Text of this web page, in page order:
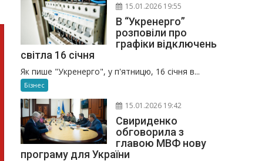
15.01.2026 19:55
В “Укренерго”
розповіли про
графіки відключень
світла 16 січня
Як пише "Укренерго", у п'ятницю, 16 січня в...
Бізнес
15.01.2026 19:42
Свириденко
обговорила з
главою МВФ нову
програму для України